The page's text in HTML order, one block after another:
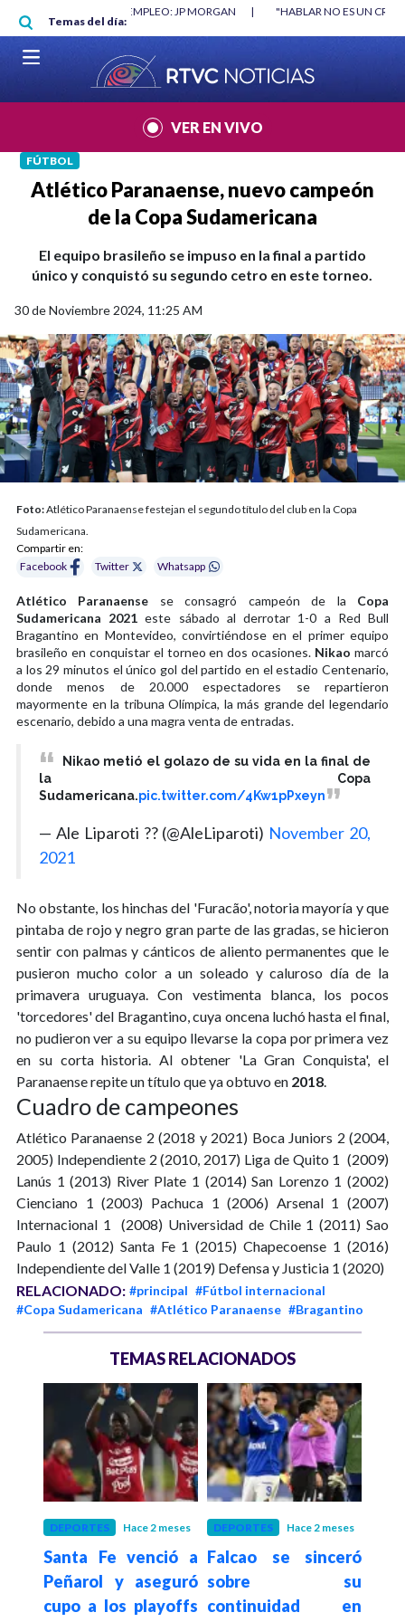
Pasar al contenido principal
Temas del día:
"HABLAR NO ES UN CRIMEN": CARTA DE BETO CORAL |
VER EN VIVO
FÚTBOL
Atlético Paranaense, nuevo campeón
de la Copa Sudamericana
El equipo brasileño se impuso en la final a partido
único y conquistó su segundo cetro en este torneo.
30 de Noviembre 2024, 11:25 AM
Foto:Atlético Paranaense festejan el segundo título del club en la Copa
Sudamericana.
Compartir en:
Facebook
Twitter Whatsapp
Atlético Paranaense se consagró campeón de la Copa
Sudamericana 2021 este sábado al derrotar 1-0 a Red Bull
Bragantino en Montevideo, convirtiéndose en el primer equipo
brasileño en conquistar el torneo en dos ocasiones. Nikao marcó
a los 29 minutos el único gol del partido en el estadio Centenario,
donde menos de 20.000 espectadores se repartieron
mayormente en la tribuna Olímpica, la más grande del legendario
escenario, debido a una magra venta de entradas.
Nikao metió el golazo de su vida en la final de
la Copa
Sudamericana.pic.twitter.com/4Kw1pPxeyn
— Ale Liparoti ?? (@AleLiparoti) November 20,
2021
No obstante, los hinchas del 'Furacão', notoria mayoría y que
pintaba de rojo y negro gran parte de las gradas, se hicieron
sentir con palmas y cánticos de aliento permanentes que le
pusieron mucho color a un soleado y caluroso día de la
primavera uruguaya. Con vestimenta blanca, los pocos
'torcedores' del Bragantino, cuya oncena luchó hasta el final,
no pudieron ver a su equipo llevarse la copa por primera vez
en su corta historia. Al obtener 'La Gran Conquista', el
Paranaense repite un título que ya obtuvo en 2018
Cuadro de campeones
Atlético Paranaense 2 (2018 y 2021) Boca Juniors 2 (2004,
2005) Independiente 2 (2010, 2017) Liga de Quito 1 (2009)
Lanús 1 (2013) River Plate 1 (2014) San Lorenzo 1 (2002)
Cienciano 1 (2003) Pachuca 1 (2006) Arsenal 1 (2007)
Internacional 1 (2008) Universidad de Chile 1 (2011) Sao
Paulo 1 (2012) Santa Fe 1 (2015) Chapecoense 1 (2016)
Independiente del Valle 1 (2019) Defensa y Justicia 1 (2020)
RELACIONADO: #principal #Fútbol internacional
#Copa Sudamericana #Atlético Paranaense #Bragantino
TEMAS RELACIONADOS
DEPORTES Hace 2 meses
Santa Fe venció a
Peñarol y aseguró
cupo a los playoffs
DEPORTES Hace 2 meses
Falcao se sinceró
sobre su
continuidad en